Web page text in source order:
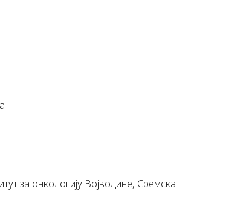
за онкологију Војводине, Сремска